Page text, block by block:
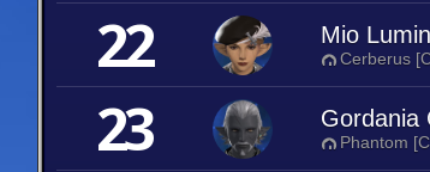
22 Mio Lumin
Cerberus
23 Gordania
Phantom